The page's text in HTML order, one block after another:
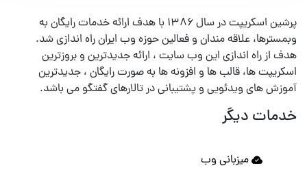
پرشین اسکریپت در سال ۱۳۸۶ با هدف ارائه خدمات رایگان به
وبمسترها، علاقه مندان و فعالین حوزه وب ایران راه اندازی شد.
هدف از راه اندازی این وب سایت ، ارائه جدیدترین و بروزترین
اسکریپت ها، قالب ها و افزونه ها به صورت رایگان ، جدیدترین
آموزش های ویدئویی و پشتیبانی در تالارهای گفتگو می باشد.
خدمات دیگر
میزبانی وب